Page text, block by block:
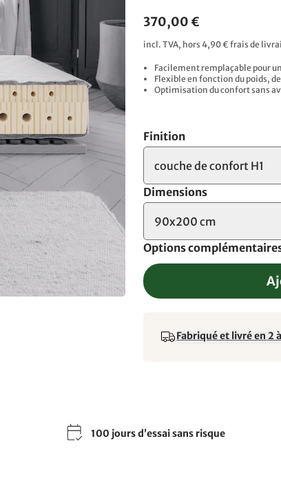
370,00 €
incl. TVA, hors 4,90 € frais de
Facilement remplaçable pour
Flexible en fonction du poids,
Optimisation du confort sans
Finition
couche de confort H1
Dimensions
90x200 cm
Options
Fabriqué et livré en 2
100 jours d’essai sans risque